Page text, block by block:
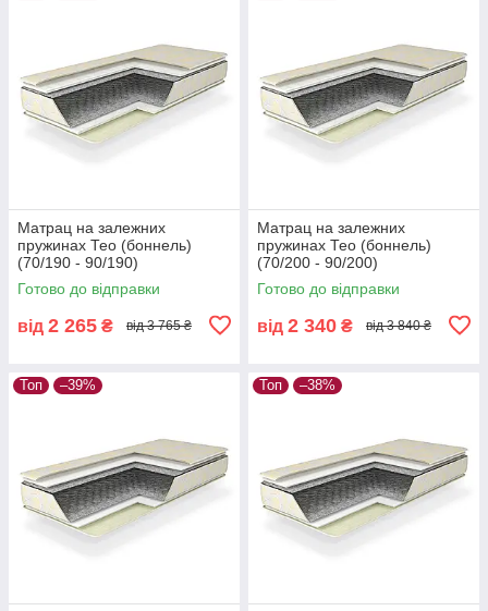
Матрац на залежних
пружинах Тео (боннель)
(70/190 - 90/190)
Готово до відправки
від 2 265 ₴ від 3 765 ₴
Матрац на залежних
пружинах Тео (боннель)
(70/200 - 90/200)
Готово до відправки
від 2 340 ₴ від 3 840 ₴
Топ –39% Топ –38%